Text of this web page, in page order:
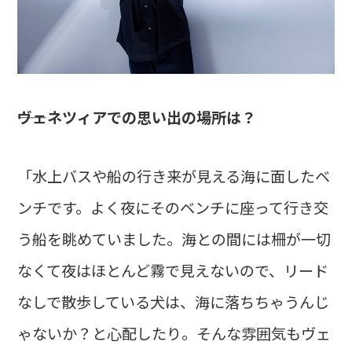
――ヴェネツィアでの思い出の場所は？
「水上バスや船の行き来が見える海に面したベ
ンチです。よく夜にそのベンチに座って行き交
う船を眺めていました。海との間には柵が一切
なくて夜はほとんど霧で見えないので、リード
なしで散歩している犬は、海に落ちちゃうんじ
ゃないか？と心配したり。そんな雰囲気もヴェ